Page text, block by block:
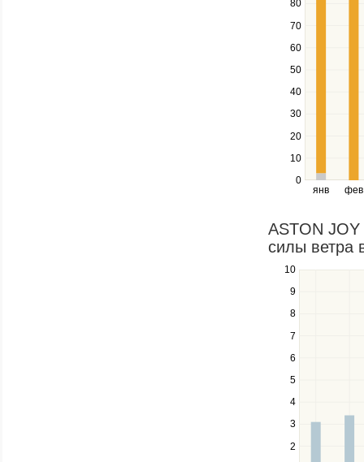
янв фев
0
10
20
30
40
50
60
70
80
and
down
to
navigate
series.
Use
the
and
right
navigate
through
items
in
series.
ASTON
силы ветра
2
3
4
5
6
7
8
9
10
Use
the
and
down
to
navigate
series.
Use
the